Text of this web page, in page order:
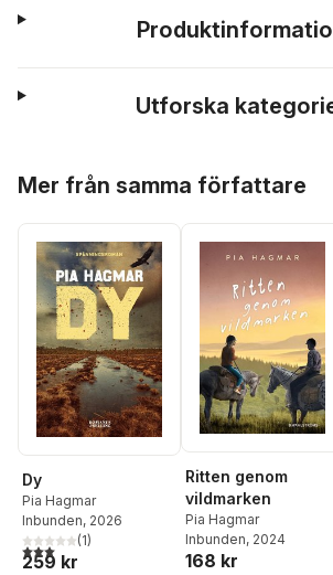
Utforska
Mer från samma författare
Dy
Pia Hagmar
Inbunden, 2026
3,0utav 5 stjärnor. Totalt antal röster:
(1)
259 kr
Ritten genom
vildmarken
Pia Hagmar
Inbunden, 2024
168 kr